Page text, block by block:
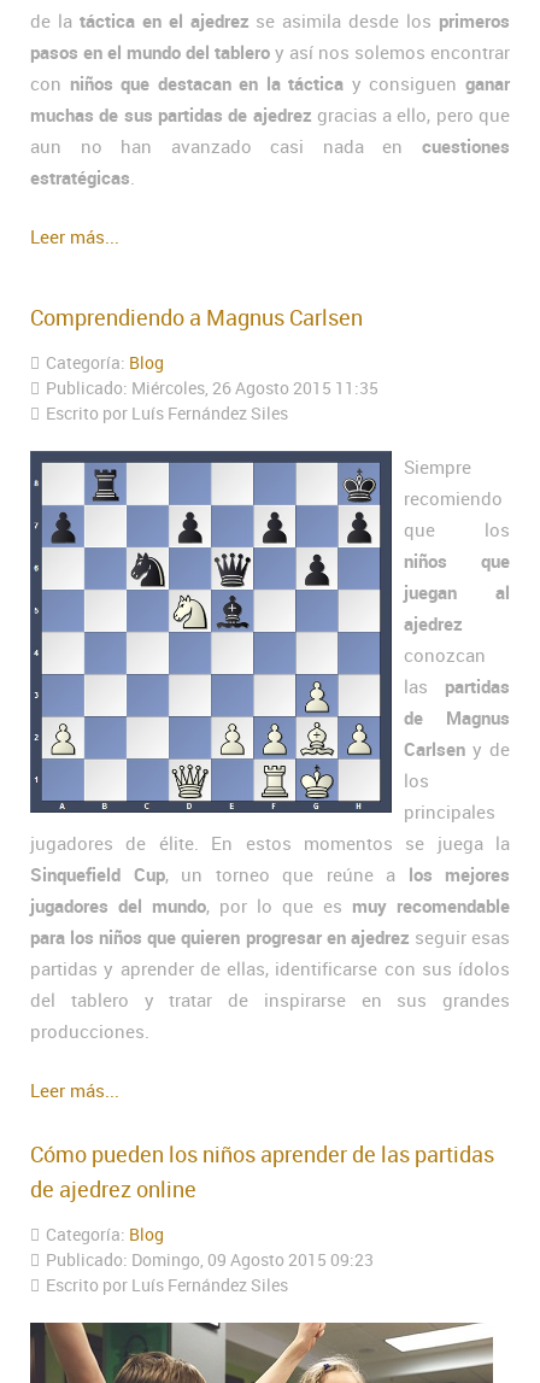
de la táctica en el ajedrez se asimila desde los primeros
pasos en el mundo del tablero y así nos solemos encontrar
con niños que destacan en la táctica y consiguenganar
muchas de sus partidas de ajedrez gracias a ello, pero que
aun no han avanzado casi nada en cuestiones
estratégicas.
Leer más...
Comprendiendo a Magnus Carlsen
Categoría: Blog
Publicado: Miércoles, 26 Agosto 2015 11:35
Escrito por Luís Fernández Siles
Siempre
recomiendo
que los
niños que
juegan al
ajedrez
conozcan
las partidas
de Magnus
Carlsen y de
los
principales
jugadores de élite. En estos momentos se juega la
Sinquefield Cup, un torneo que reúne a los mejores
jugadores del mundo, por lo que es muy recomendable
para los niños que quieren progresar en ajedrez seguir esas
partidas y aprender de ellas, identificarse con sus ídolos
del tablero y tratar de inspirarse en sus grandes
producciones.
Leer más...
Cómo pueden los niños aprender de las partidas
de ajedrez online
Categoría: Blog
Publicado: Domingo, 09 Agosto 2015 09:23
Escrito por Luís Fernández Siles